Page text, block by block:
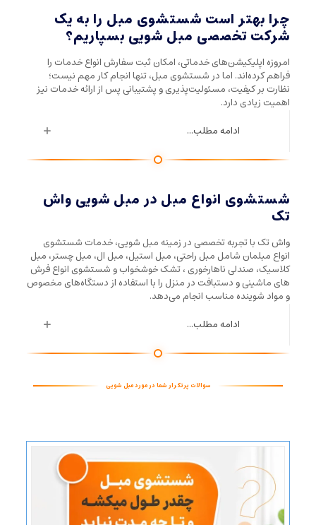
چرا بهتر است شستشوی مبل را به یک
شرکت تخصصی مبل شویی بسپاریم؟
امروزه اپلیکیشن‌های خدماتی، امکان ثبت سفارش انواع خدمات را
فراهم کرده‌اند. اما در شستشوی مبل، تنها انجام کار مهم نیست؛
نظارت بر کیفیت، مسئولیت‌پذیری و پشتیبانی پس از ارائه خدمات نیز
اهمیت زیادی دارد.
ادامه مطلب...
شستشوی انواع مبل در مبل شویی واش
تک
واش تک با تجربه تخصصی در زمینه مبل شویی، خدمات شستشوی
انواع مبلمان شامل مبل راحتی، مبل استیل، مبل ال، مبل چستر، مبل
کلاسیک، صندلی ناهارخوری ، تشک خوشخواب و شستشوی انواع فرش
های ماشینی و دستبافت در منزل را با استفاده از دستگاه‌های مخصوص
و مواد شوینده مناسب انجام می‌دهد.
ادامه مطلب...
سوالات پرتکرار شما در مورد مبل شویی